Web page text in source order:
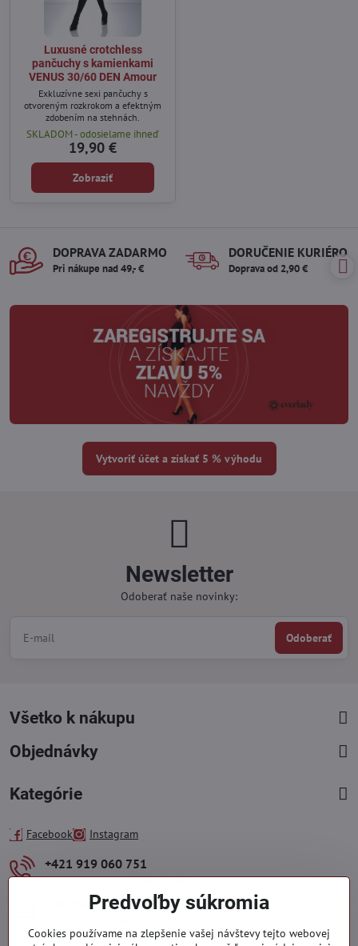
Luxusné crotchless
pančuchy s kamienkami
VENUS 30/60 DEN Amour
Exkluzívne sexi pančuchy s
otvoreným rozkrokom a efektným
zdobením na stehnách.
SKLADOM - odosielame ihneď
19,90 €
Zobraziť
DOPRAVA ZADARMO
Pri nákupe nad 49,- €
DORUČENIE KURIÉROM
Doprava od 2,90 €
Vytvoriť účet a získať 5 % výhodu
Newsletter
Odoberať naše novinky:
Odoberať
Všetko k nákupu
Objednávky
Kategórie
Facebook Instagram
+421 919 060 751
Pondelok - Piatok : 09:00 - 15:00 hod.
info​@everlady​.eu
Predvoľby súkromia
Cookies používame na zlepšenie vašej návštevy tejto webovej